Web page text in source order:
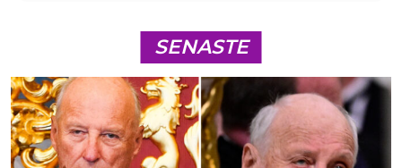
SENASTE